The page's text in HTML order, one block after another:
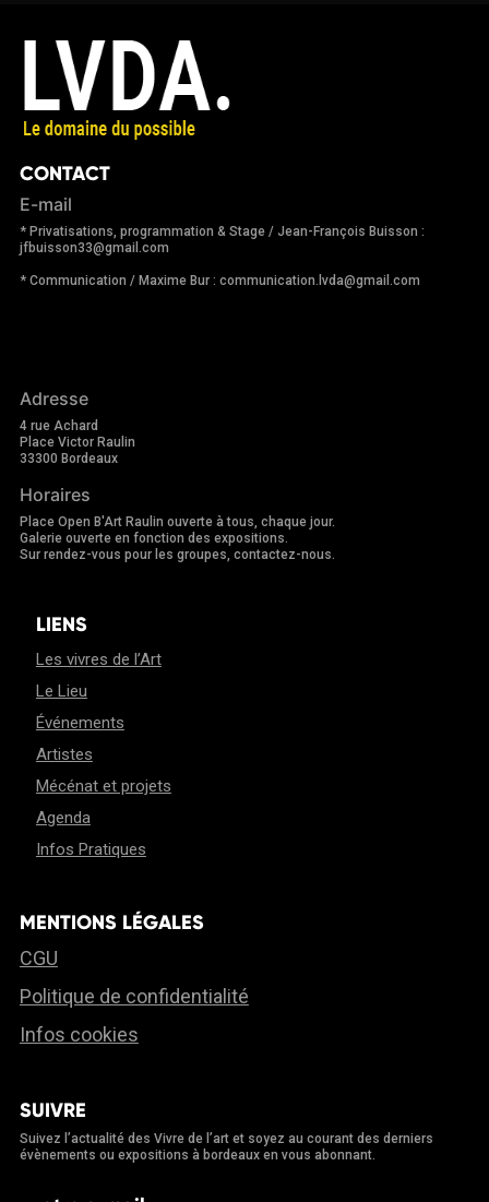
CONTACT
E-mail
* Privatisations, programmation & Stage / Jean-François Buisson :
jfbuisson33@gmail.com
* Communication / Maxime Bur : communication.lvda@gmail.com
Adresse
4 rue Achard
Place Victor Raulin
33300 Bordeaux
Horaires
Place Open B'Art Raulin ouverte à tous, chaque jour.
Galerie ouverte en fonction des expositions.
Sur rendez-vous pour les groupes, contactez-nous.
LIENS
Les vivres de l’Art
Le Lieu
Événements
Artistes
Mécénat et projets
Agenda
Infos Pratiques
MENTIONS LÉGALES
CGU
Politique de confidentialité
Infos cookies
SUIVRE
Suivez l’actualité des Vivre de l’art et soyez au courant des derniers
évènements ou expositions à bordeaux en vous abonnant.